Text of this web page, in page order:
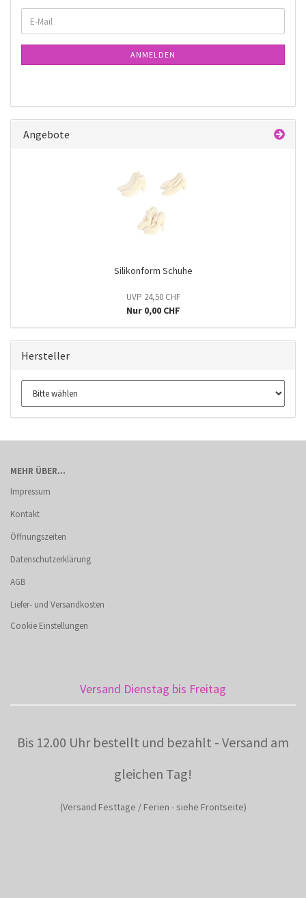
ZUR
NEWSLETTER-
E-
Mail
ANMELDEN
Angebote
Silikonform Schuhe
UVP 24,50 CHF
Nur 0,00 CHF
Hersteller
MEHR ÜBER...
Impressum
Kontakt
Öffnungszeiten
Datenschutzerklärung
AGB
Liefer- und Versandkosten
Cookie Einstellungen
Versand Dienstag bis Freitag
Bis 12.00 Uhr bestellt und bezahlt - Versand am
gleichen Tag!
(Versand Festtage / Ferien - siehe Frontseite)